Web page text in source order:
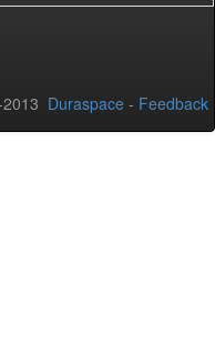
Duraspace - Feedback